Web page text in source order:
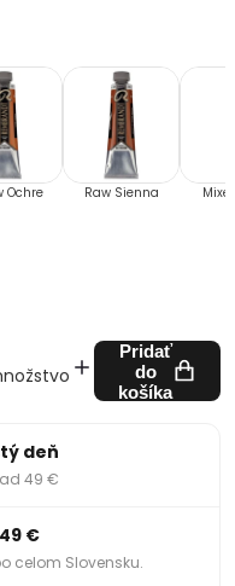
Ochre Raw Sienna
Pridať
do
košíka
deň
49 €
€
celom Slovensku.